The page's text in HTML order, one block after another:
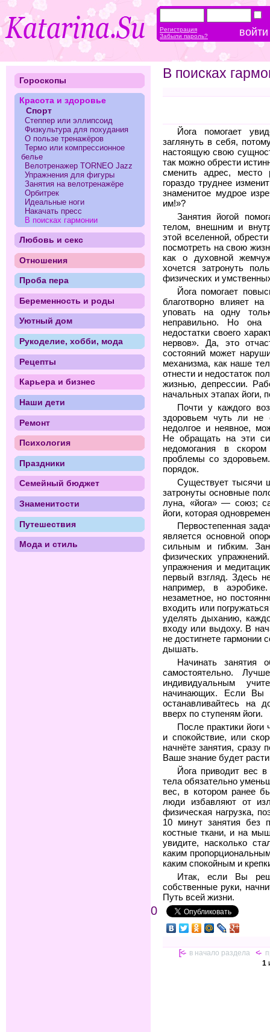
В поисках
Йога помогает
заглянуть в себя,
настоящую свою
так можно обрести
сменить адрес, место
гораздо труднее
знаменитое мудрое
им!»?
Занятия йогой
телом, внешним и
этой вселенной,
посмотреть на свою
как о духовной
хочется затронуть
физических и
Йога помогает
благотворно влияет
уповать на одну
неправильно. Но она
недостатки своего
нервов». Да, это
состояний может
механизма, как наше
отнести и недостаток
жизнью, депрессии.
начальных этапах йоги,
Почти у каждого
здоровьем чуть ли не
недолгое и неявное,
Не обращать на эти
недомогания в
проблемы со
порядок.
Существует тысячи
затронуты основные
луна, «йога» — союз;
йоги, которая
Первостепенная
является основной
сильным и гибким.
физических
упражнения и
первый взгляд. Здесь
например, в
незаметное, но
входить или
уделять дыханию,
входу или выдоху. В
не достигнете гармонии
дышать.
Начинать занятия
самостоятельно.
индивидуальным
начинающих. Если Вы
останавливайтесь на
вверх по ступеням йоги.
После практики йоги
и спокойствие, или
начнёте занятия, сразу
Ваше знание будет
Йога приводит вес
тела обязательно
вес, в котором ранее
люди избавляют от
физическая нагрузка,
10 минут занятия без
костные ткани, и на
увидите, насколько
каким
каким спокойным и
Итак, если Вы
собственные руки,
Путь всей жизни.
0
[<- в начало раздела <-
1
Гороскопы
Красота и здоровье
Спорт
Степпер или эллипсоид
Физкультура для похудания
О пользе тренажёров
Термо или компрессионное
белье
Велотренажер TORNEO Jazz
Упражнения для фигуры
Занятия на велотренажёре
Орбитрек
Идеальные ноги
Накачать пресс
В поисках гармонии
Любовь и секс
Отношения
Проба пера
Беременность и роды
Уютный дом
Рукоделие, хобби, мода
Рецепты
Карьера и бизнес
Наши дети
Ремонт
Психология
Праздники
Семейный бюджет
Знаменитости
Путешествия
Мода и стиль
Регистрация
Забыли пароль?